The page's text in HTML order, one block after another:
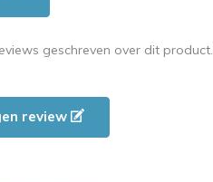
geschreven over dit product.
review